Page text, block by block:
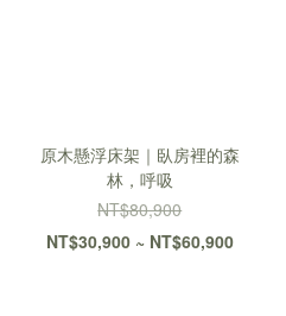
原木懸浮床架｜臥房裡的森
林，呼吸
NT$80,900
NT$30,900 ~ NT$60,900